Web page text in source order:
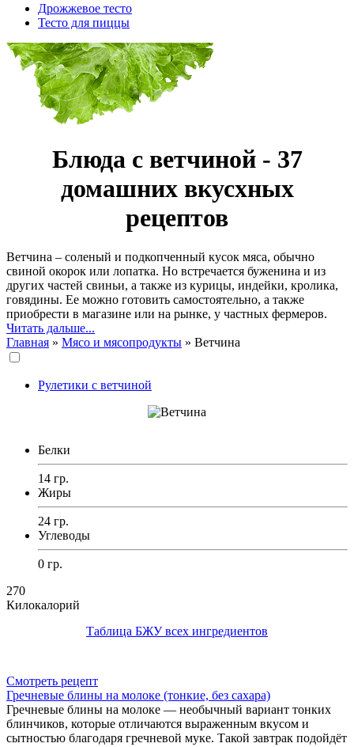
Дрожжевое тесто
Тесто для пиццы
Блюда с ветчиной - 37
домашних вкусхных
рецептов
Ветчина – соленый и подкопченный кусок мяса, обычно
свиной окорок или лопатка. Но встречается буженина и из
других частей свиньи, а также из курицы, индейки, кролика,
говядины. Ее можно готовить самостоятельно, а также
приобрести в магазине или на рынке, у частных фермеров.
Читать дальше...
Главная » Мясо и мясопродукты » Ветчина
Рулетики с ветчиной
Белки
14 гр.
Жиры
24 гр.
Углеводы
0 гр.
270
Килокалорий
Таблица БЖУ всех ингредиентов
Смотреть рецепт
Гречневые блины на молоке (тонкие, без сахара)
Гречневые блины на молоке — необычный вариант тонких
блинчиков, которые отличаются выраженным вкусом и
сытностью благодаря гречневой муке. Такой завтрак подойдёт